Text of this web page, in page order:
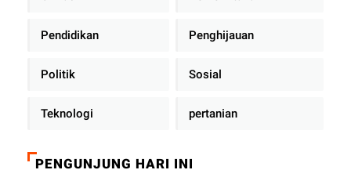
Pendidikan Penghijauan
Politik Sosial
Teknologi pertanian
PENGUNJUNG HARI INI